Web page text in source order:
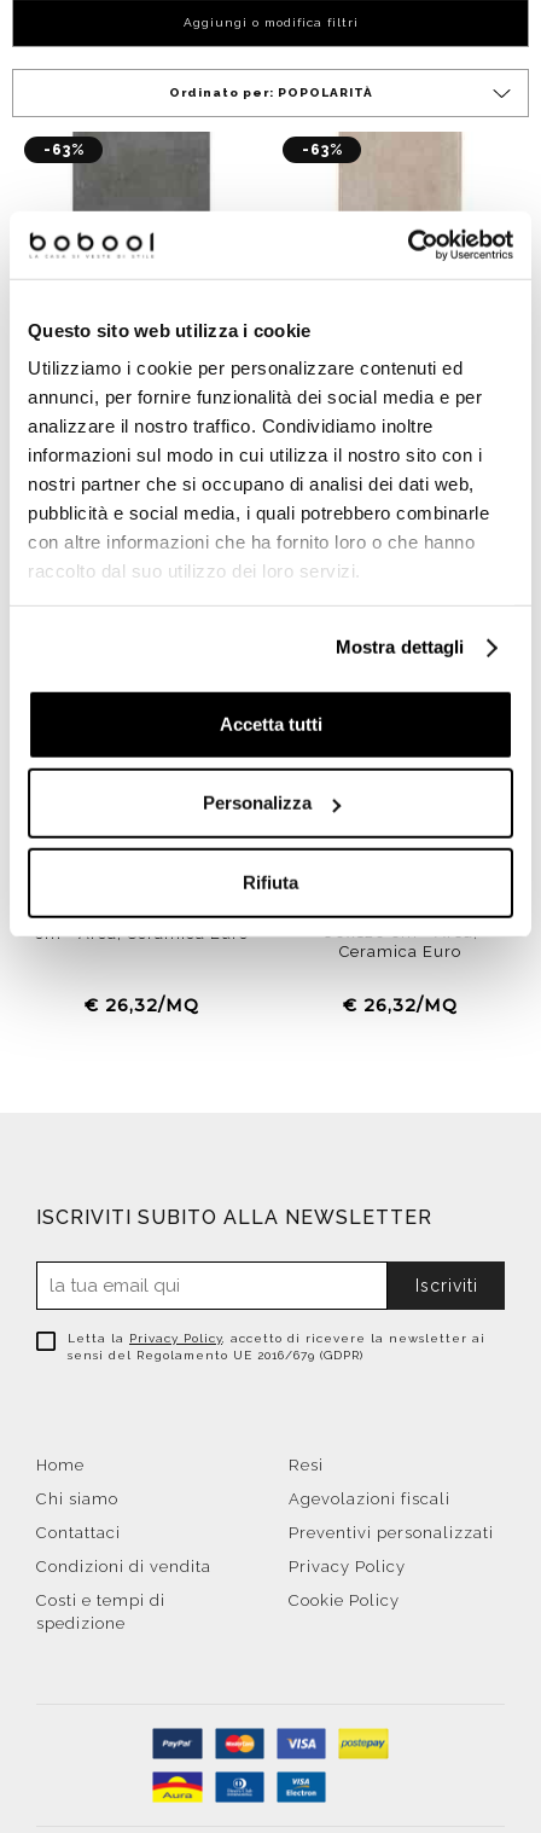
Questo sito web utilizza i cookie
Utilizziamo i cookie per personalizzare contenuti ed
annunci, per fornire funzionalità dei social media e per
analizzare il nostro traffico. Condividiamo inoltre
informazioni sul modo in cui utilizza il nostro sito con i
nostri partner che si occupano di analisi dei dati web,
pubblicità e social media, i quali potrebbero combinarle
con altre informazioni che ha fornito loro o che hanno
raccolto dal suo utilizzo dei loro servizi.
Mostra dettagli
Accetta tutti
Personalizza
Rifiuta
Aggiungi o modifica filtri
Ordinato per: POPOLARITÀ
-63%
Gres porcellanato effetto
cemento, nero lavagna,
60x120 cm - Area,
Ceramica Euro
€ 26,32/MQ
-63%
Gres porcellanato effetto
cemento, beige, 60x120
€ 26,32/MQ
cemento, grigio, 60x120
cm - Area, Ceramica Euro
€ 26,32/MQ
Gres porcellanato effetto
cemento, bianco avorio,
60x120 cm - Area,
Ceramica Euro
€ 26,32/MQ
ISCRIVITI SUBITO ALLA NEWSLETTER
Iscriviti
Letta la Privacy Policy , accetto di ricevere la newsletter ai
sensi del Regolamento UE 2016/679 (GDPR)
Home
Chi siamo
Contattaci
Condizioni di vendita
Costi e tempi di
spedizione
Resi
Agevolazioni fiscali
Preventivi personalizzati
Privacy Policy
Cookie Policy